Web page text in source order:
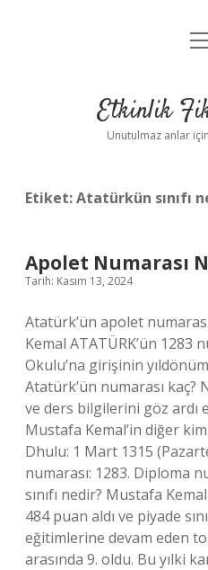
Yasal
Etkinlik
Unutulmaz anlar
Etiket:Atatürkün sınıfı
Apolet Numarası
Tarih: Kasım 13, 2024
Atatürk’ün apolet
Kemal ATATÜRK’ün 1283
Okulu’na girişinin
Atatürk’ün numarası kaç?
ve ders bilgilerini göz ardı
Mustafa Kemal’in diğer
Dhulu: 1 Mart 1315
numarası: 1283. Diploma
sınıfı nedir? Mustafa
484 puan aldı ve piyade
eğitimlerine devam eden
arasında 9. oldu. Bu yılki